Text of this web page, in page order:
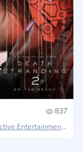
837
Sony Interactive Entertainment